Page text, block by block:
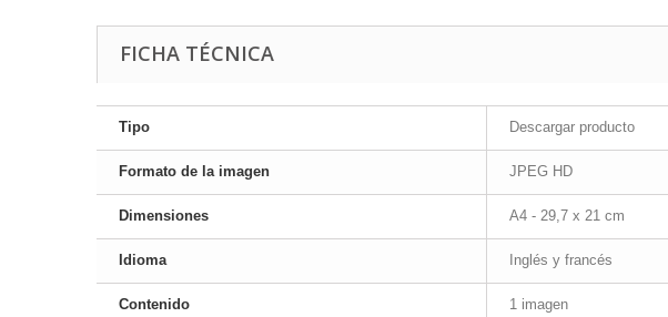
FICHA TÉCNICA
Tipo Descargar producto
Formato de la imagen JPEG HD
Dimensiones A4 - 29,7 x 21 cm
Idioma Inglés y francés
Contenido 1 imagen